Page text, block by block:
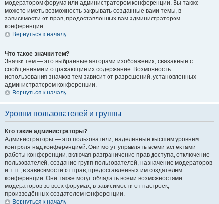
модератором форума или администратором конференции. Вы также
можете иметь возможность закрывать созданные вами темы, в
зависимости от прав, предоставленных вам администратором
конференции.
Вернуться к началу
Что такое значки тем?
Значки тем — это выбранные авторами изображения, связанные с
сообщениями и отражающие их содержание. Возможность
использования значков тем зависит от разрешений, установленных
администратором конференции.
Вернуться к началу
Уровни пользователей и группы
Кто такие администраторы?
Администраторы — это пользователи, наделённые высшим уровнем
контроля над конференцией. Они могут управлять всеми аспектами
работы конференции, включая разграничение прав доступа, отключение
пользователей, создание групп пользователей, назначение модераторов
и т. п., в зависимости от прав, предоставленных им создателем
конференции. Они также могут обладать всеми возможностями
модераторов во всех форумах, в зависимости от настроек,
произведённых создателем конференции.
Вернуться к началу